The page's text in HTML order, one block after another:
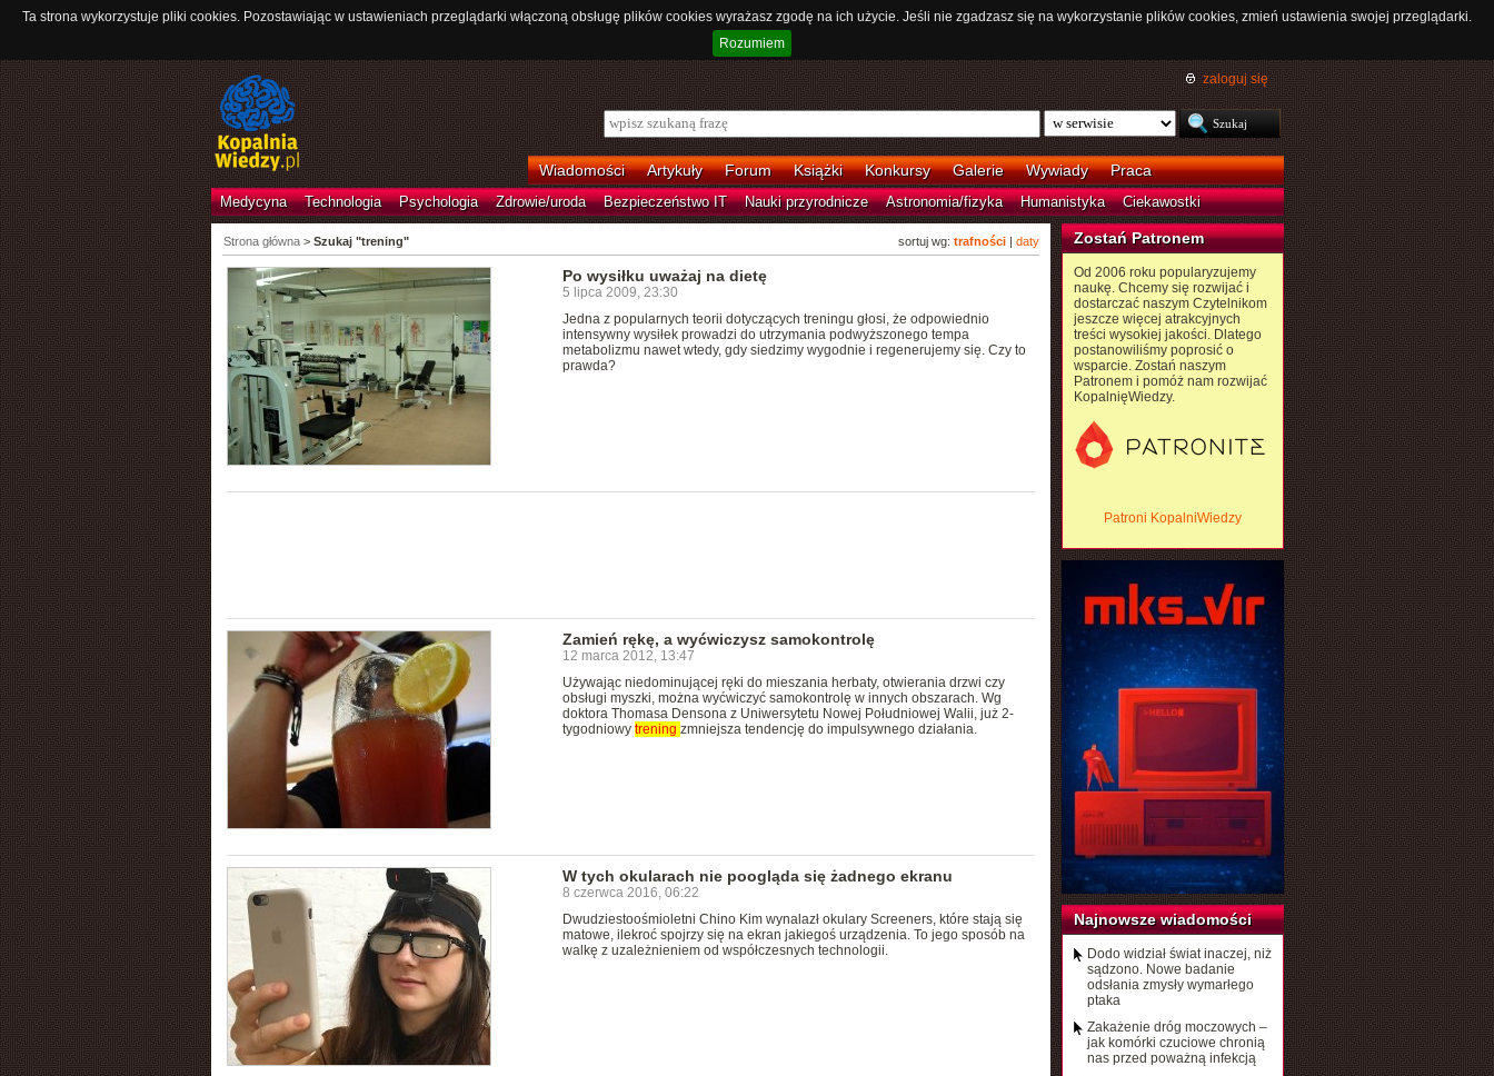
Ta strona wykorzystuje pliki cookies. Pozostawiając w ustawieniach przeglądarki włączoną obsługę plików cookies wyrażasz zgodę na ich użycie. Jeśli nie zgadzasz się na wykorzystanie plików cookies, zmień ustawienia swojej przeglądarki.
Rozumiem
zaloguj się
Wiadomości Artykuły Forum Książki Konkursy Galerie Wywiady Praca
Medycyna Technologia Psychologia Zdrowie/uroda Bezpieczeństwo IT Nauki przyrodnicze Astronomia/fizyka Humanistyka Ciekawostki
sortuj wg: trafności| daty
Strona główna> Szukaj "trening"
Po wysiłku uważaj na dietę
5 lipca 2009, 23:30
Jedna z popularnych teorii dotyczących treningu głosi, że odpowiednio
intensywny wysiłek prowadzi do utrzymania podwyższonego tempa
metabolizmu nawet wtedy, gdy siedzimy wygodnie i regenerujemy się. Czy to
prawda?
Zamień rękę, a wyćwiczysz samokontrolę
12 marca 2012, 13:47
Używając niedominującej ręki do mieszania herbaty, otwierania drzwi czy
obsługi myszki, można wyćwiczyć samokontrolę w innych obszarach. Wg
doktora Thomasa Densona z Uniwersytetu Nowej Południowej Walii, już 2-
tygodniowy trening zmniejsza tendencję do impulsywnego działania.
W tych okularach nie poogląda się żadnego ekranu
8 czerwca 2016, 06:22
Dwudziestoośmioletni Chino Kim wynalazł okulary Screeners, które stają się
matowe, ilekroć spojrzy się na ekran jakiegoś urządzenia. To jego sposób na
walkę z uzależnieniem od współczesnych technologii.
Zostań Patronem
Od 2006 roku popularyzujemy
naukę. Chcemy się rozwijać i
dostarczać naszym Czytelnikom
jeszcze więcej atrakcyjnych
treści wysokiej jakości. Dlatego
postanowiliśmy poprosić o
wsparcie. Zostań naszym
Patronem i pomóż nam rozwijać
KopalnięWiedzy.
Patroni KopalniWiedzy
Najnowsze wiadomości
Dodo widział świat inaczej, niż
sądzono. Nowe badanie
odsłania zmysły wymarłego
ptaka
Zakażenie dróg moczowych –
jak komórki czuciowe chronią
nas przed poważną infekcją